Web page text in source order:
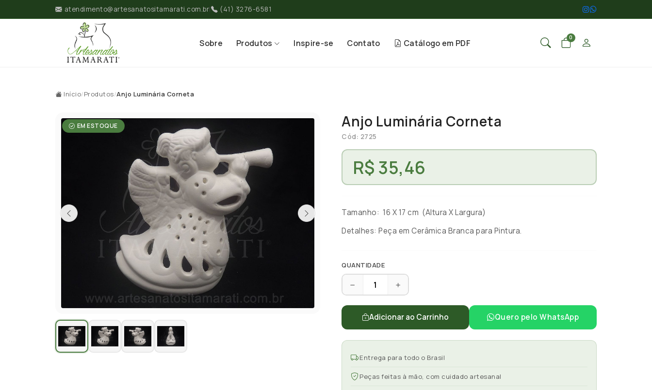
atendimento@artesanatositamarati.com.br| (41) 3276-6581
Sobre Produtos Inspire-se Contato Catálogo em PDF
0
Início/Produtos/Anjo Luminária Corneta
EM ESTOQUE Anjo Luminária Corneta
Cód: 2725
R$ 35,46
Tamanho: 16 X 17 cm (Altura X Largura)
Detalhes: Peça em Cerâmica Branca para Pintura.
QUANTIDADE
Adicionar ao Carrinho Quero pelo WhatsApp
Entrega para todo o Brasil
Peças feitas à mão, com cuidado artesanal